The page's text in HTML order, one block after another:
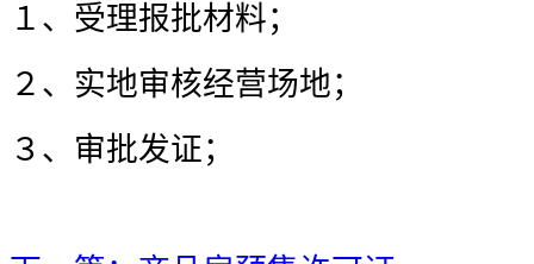
１、受理报批材料；
２、实地审核经营场地；
３、审批发证；